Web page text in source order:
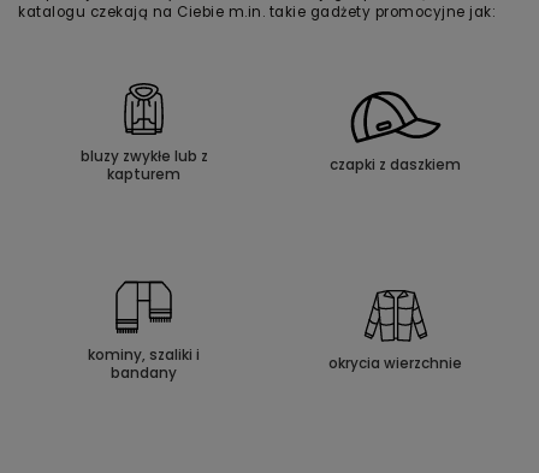
katalogu czekają na Ciebie m.in. takie gadżety promocyjne jak:
bluzy zwykłe lub z
kapturem
czapki z daszkiem
kominy, szaliki i
bandany
okrycia wierzchnie